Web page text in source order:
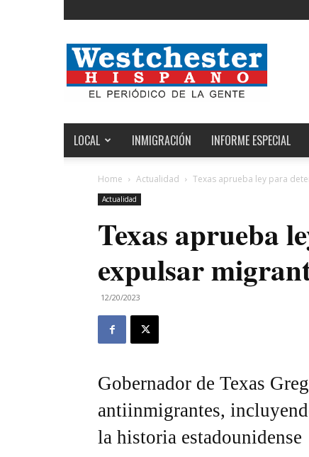
Noticias
de
Westchester,
Estados
y
el
Mundo
LOCAL INMIGRACIÓN INFORME ESPECIAL
Home Actualidad Texas aprueba ley para
Actualidad
Texas aprueba
expulsar
12/20/2023
Gobernador de Texas
antiinmigrantes,
la historia estadounidense